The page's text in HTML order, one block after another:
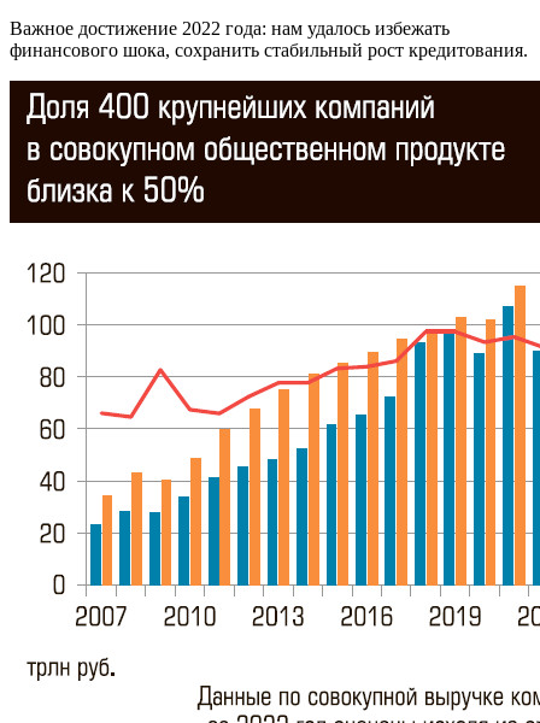
Важное достижение 2022 года: нам удалось избежать
финансового шока, сохранить стабильный рост кредитования.